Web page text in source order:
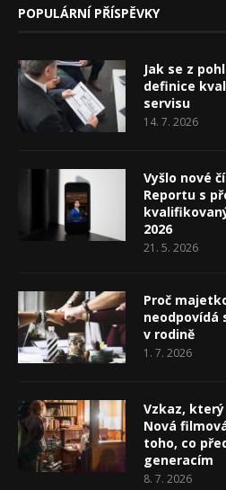
POPULÁRNÍ PŘÍSPĚVKY
Jak se z
definice
servisu
14. 7. 2026
Vyšlo nové
Reportu s
2026
21. 5. 2026
Proč
neodpovídá
v rodině
1. 7. 2026
Vzkaz,
Nová
toho, co
generacím
8. 7. 2026